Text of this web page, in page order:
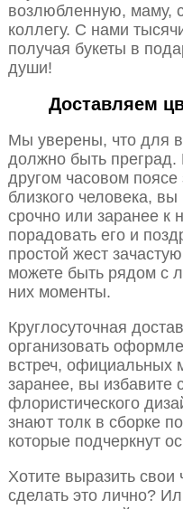
возлюбленную, маму,
коллегу. С нами
получая букеты в
души!
Доставляем
Мы уверены, что для
должно быть преград.
другом часовом поясе
близкого человека,
срочно или заранее к
порадовать его и
простой жест
можете быть рядом с
них моменты.
Круглосуточная
организовать
встреч, официальных
заранее, вы избавите
флористического
знают толк в сборке
которые подчеркнут
Хотите выразить свои
сделать это лично?